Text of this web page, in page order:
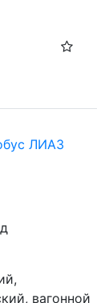
ЛИАЗ
вагонной